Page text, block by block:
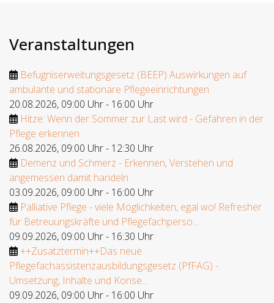
Veranstaltungen
Befugniserweitungsgesetz (BEEP) Auswirkungen auf
ambulante und stationäre Pflegeeinrichtungen
20.08.2026, 09:00 Uhr- 16:00 Uhr
Hitze: Wenn der Sommer zur Last wird - Gefahren in der
Pflege erkennen
26.08.2026, 09:00 Uhr- 12:30 Uhr
Demenz und Schmerz - Erkennen, Verstehen und
angemessen damit handeln
03.09.2026, 09:00 Uhr- 16:00 Uhr
Palliative Pflege - viele Möglichkeiten, egal wo! Refresher
für Betreuungskräfte und Pflegefachperso...
09.09.2026, 09:00 Uhr- 16:30 Uhr
++Zusatztermin++Das neue
Pflegefachassistenzausbildungsgesetz (PfFAG) -
Umsetzung, Inhalte und Konse...
09.09.2026, 09:00 Uhr- 16:00 Uhr